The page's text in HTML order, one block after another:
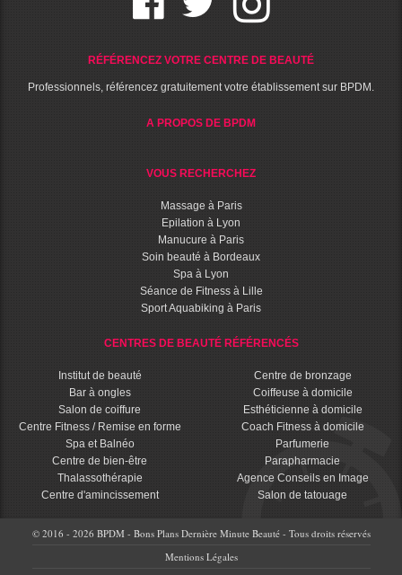
RÉFÉRENCEZ VOTRE CENTRE DE BEAUTÉ
Professionnels, référencez gratuitement votre établissement sur BPDM.
A PROPOS DE BPDM
VOUS RECHERCHEZ
Massage à Paris
Epilation à Lyon
Manucure à Paris
Soin beauté à Bordeaux
Spa à Lyon
Séance de Fitness à Lille
Sport Aquabiking à Paris
CENTRES DE BEAUTÉ RÉFÉRENCÉS
Institut de beauté
Bar à ongles
Salon de coiffure
Centre Fitness / Remise en forme
Spa et Balnéo
Centre de bien-être
Thalassothérapie
Centre d'amincissement
Centre de bronzage
Coiffeuse à domicile
Esthéticienne à domicile
Coach Fitness à domicile
Parfumerie
Parapharmacie
Agence Conseils en Image
Salon de tatouage
© 2016 - 2026 BPDM - Bons Plans Dernière Minute Beauté - Tous droits réservés
Mentions Légales